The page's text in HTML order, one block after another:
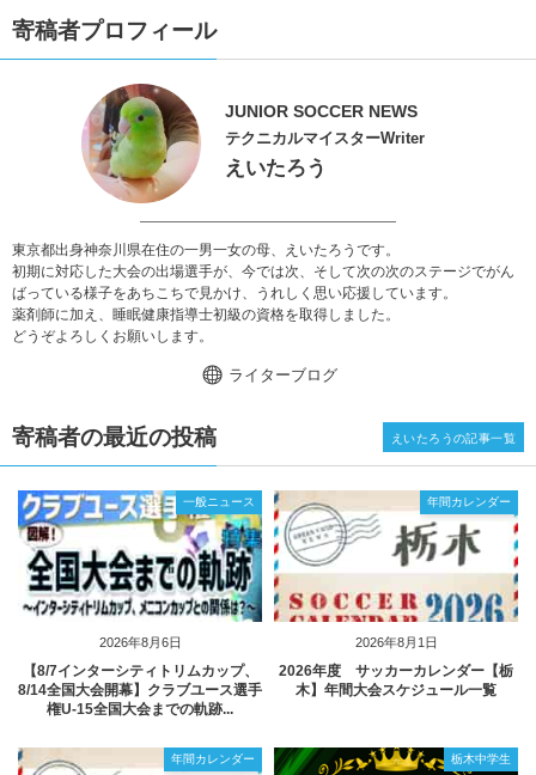
寄稿者プロフィール
JUNIOR SOCCER NEWS
テクニカルマイスターWriter
えいたろう
東京都出身神奈川県在住の一男一女の母、えいたろうです。
初期に対応した大会の出場選手が、今では次、そして次の次のステージでがん
ばっている様子をあちこちで見かけ、うれしく思い応援しています。
薬剤師に加え、睡眠健康指導士初級の資格を取得しました。
どうぞよろしくお願いします。
ライターブログ
寄稿者の最近の投稿
2026年8月6日
一般ニュース
【8/7インターシティトリムカップ、
8/14全国大会開幕】クラブユース選手
権U-15全国大会までの軌跡...
2026年8月1日
年間カレンダー
2026年度 サッカーカレンダー【栃
木】年間大会スケジュール一覧
年間カレンダー 栃木中学生
えいたろうの記事一覧